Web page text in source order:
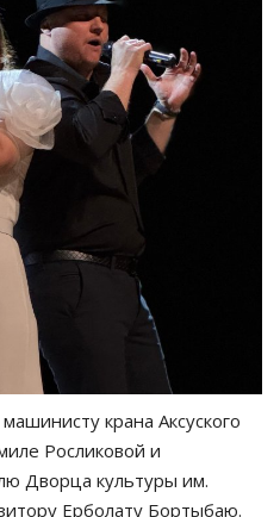
крана Аксуского
Росликовой и
Дворца культуры им.
Ерболату Бортыбаю.